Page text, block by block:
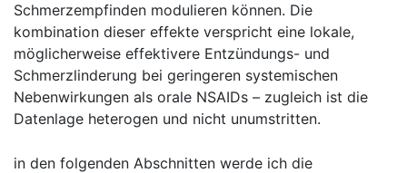
Schmerzempfinden modulieren können. Die
kombination dieser effekte verspricht eine lokale,
möglicherweise effektivere Entzündungs-‍ und
Schmerzlinderung bei⁤ geringeren systemischen
Nebenwirkungen als orale NSAIDs – zugleich ist ‌die
Datenlage heterogen und nicht unumstritten.
in den folgenden Abschnitten werde ich‌ die